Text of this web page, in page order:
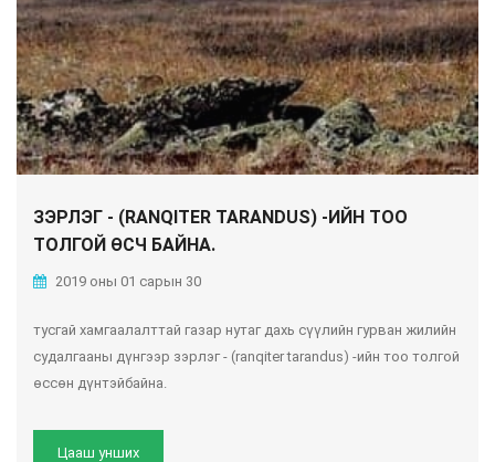
ЗЭРЛЭГ - (RANQITER TARANDUS) -ИЙН ТОО
ТОЛГОЙ ӨСЧ БАЙНА.
2019 оны 01 сарын 30
тусгай хамгаалалттай газар нутаг дахь сүүлийн гурван жилийн
судалгааны дүнгээр зэрлэг - (ranqiter tarandus) -ийн тоо толгой
өссөн дүнтэйбайна.
Цааш унших